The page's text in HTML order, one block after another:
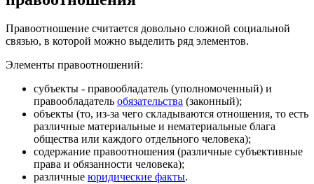
Правоотношение считается довольно сложной социальной
связью, в которой можно выделить ряд элементов.
Элементы правоотношений:
субъекты - правообладатель (уполномоченный) и
правообладатель обязательства (законный);
объекты (то, из-за чего складываются отношения, то есть
различные материальные и нематериальные блага
общества или каждого отдельного человека);
содержание правоотношения (различные субъективные
права и обязанности человека);
различные юридические факты.